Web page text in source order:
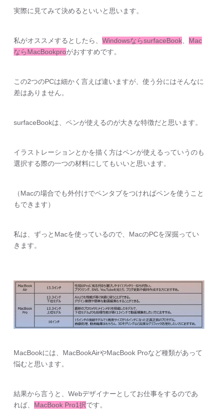
実際に見てみて決めるといいと思います。
私がオススメするとしたら、 WindowsならsurfaceBook
Mac
ならMacBookproがおすすめです。
この2つのPCは細かく言えば違いますが、使う分にはそんなに
差はありません。
surfaceBookは、ペンが使えるのが大きな特徴だと思います。
イラストレーションとかを描く方はペンが使えるっていうのも
選択する際の一つの材料にしてもいいと思います。
（Macの場合でも外付けでペンタブをつければペンを使うこと
もできます）
私は、ずっとMacを使っているので、MacのPCを深掘ってい
きます。
MacBookには、MacBookAirやMacBook Proなど種類があって
悩むと思います。
結果から言うと、Webデザイナーとしてお仕事をするのであ
れば、 MacBook Pro1択です。